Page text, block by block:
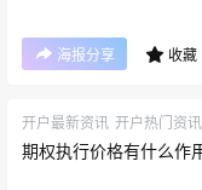
海报分享 收藏
开户最新资讯 开户热门资讯
期权执行价格有什么作